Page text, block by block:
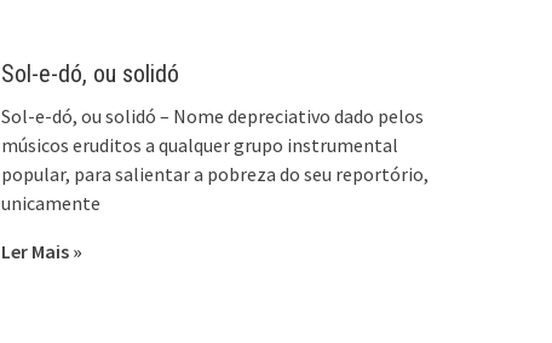
Sol-e-dó, ou solidó
Sol-e-dó, ou solidó – Nome depreciativo dado pelos
músicos eruditos a qualquer grupo instrumental
popular, para salientar a pobreza do seu reportório,
unicamente
Ler Mais »